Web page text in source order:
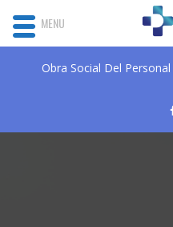
Obra Social Del
MENU